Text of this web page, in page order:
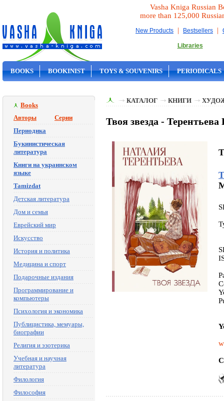
Vasha Kniga Russian
more than 125,000
New Products | Bestsellers |
Libraries
BOOKS BOOKINIST TOYS & SOUVENIRS PERIODICALS
Books
Авторы
Серии
Периодика
Букинистическая
литература
Книги на украинском
языке
Tamizdat
Детская литература
Дом и семья
Еврейский мир
Искусство
История и политика
Медицина и спорт
Подарочные издания
Программирование и
компьютеры
Психология и экономика
Публицистика, мемуары,
биографии
Религия и эзотерика
Учебная и научная
литература
Филология
Философия
КАТАЛОГ КНИГИ
Твоя звезда -